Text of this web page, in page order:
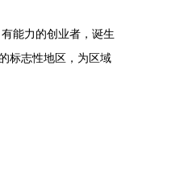
能力的创业者，诞生
标志性地区，为区域